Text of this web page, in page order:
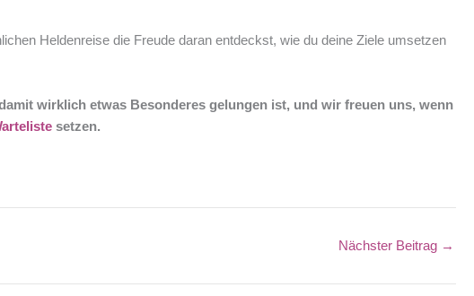
Heldenreise die Freude daran entdeckst, wie du deine Ziele umsetzen
wirklich etwas Besonderes gelungen ist, und wir freuen uns, wenn
setzen.
Nächster Beitrag →